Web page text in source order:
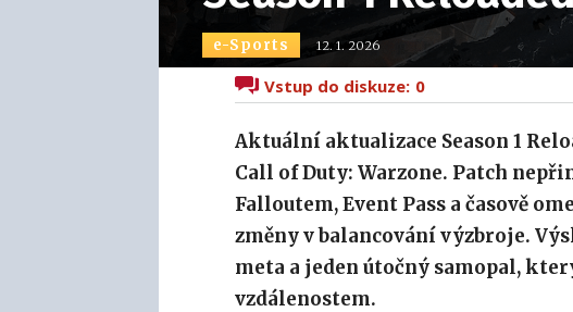
e-Sports 12. 1. 2026
Vstup do diskuze: 0
Aktuální aktualizace Season 1
Call of Duty: Warzone. Patch
Falloutem, Event Pass a časově
změny v balancování výzbroje.
meta a jeden útočný samopal,
vzdálenostem.